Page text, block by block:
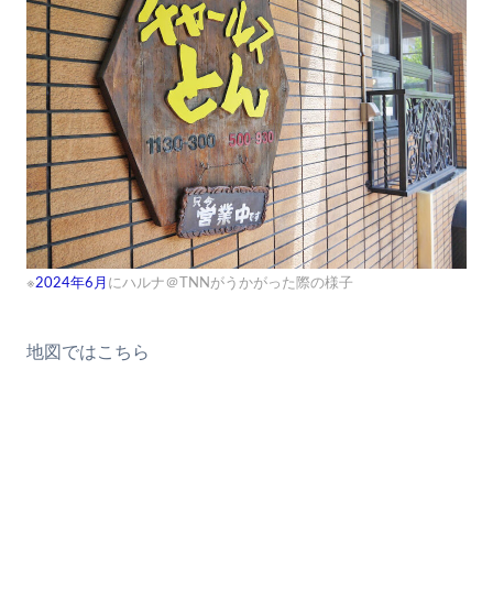
※2024年6月 にハルナ＠TNNがうかがった際の様子
地図ではこちら